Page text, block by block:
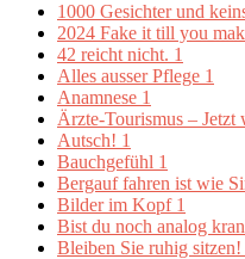
1000 Gesichter und
2024 Fake it till you
42 reicht nicht. 1
Alles ausser Pflege 1
Anamnese 1
Ärzte-Tourismus –
Autsch! 1
Bauchgefühl 1
Bergauf fahren ist wie
Bilder im Kopf 1
Bist du noch analog
Bleiben Sie ruhig sitzen!